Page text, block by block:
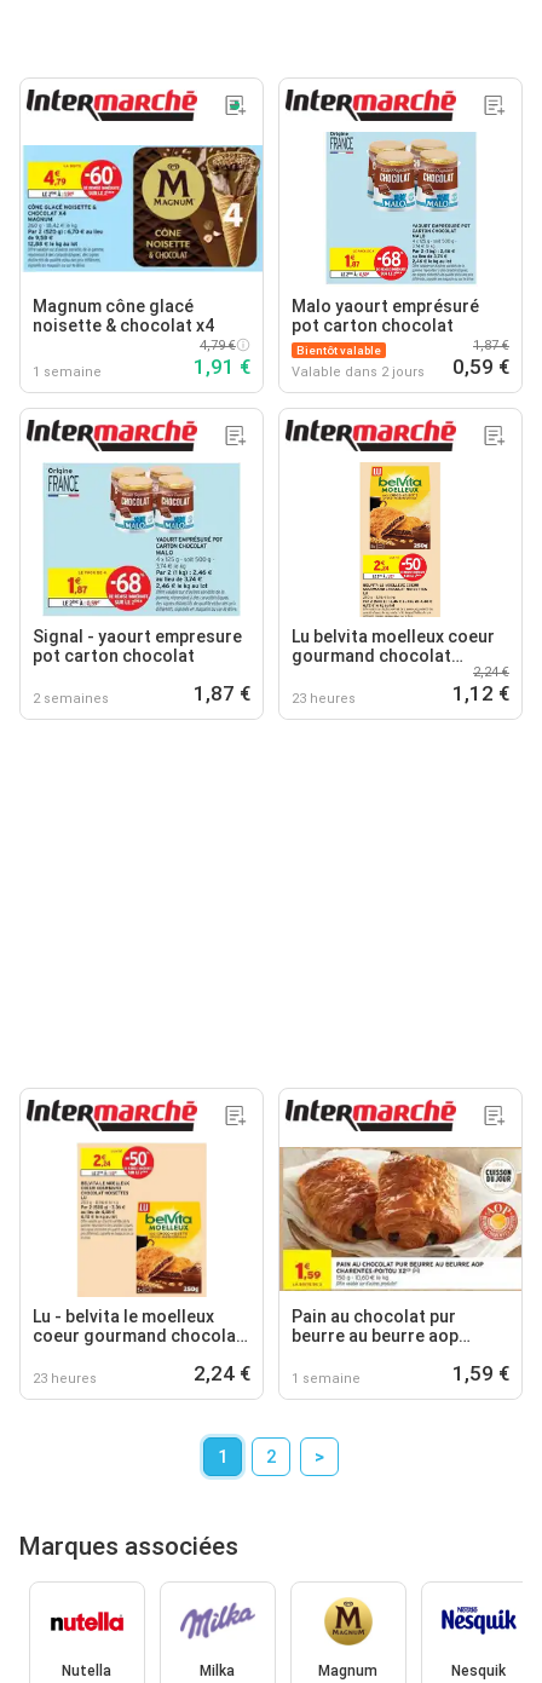
Magnum cône glacé
noisette & chocolat x4
1 semaine
4,79 €
1,91 €
Malo yaourt emprésuré
pot carton chocolat
Bientôt valable
Valable dans 2 jours
1,87 €
0,59 €
Signal - yaourt empresure
pot carton chocolat
2 semaines 1,87 €
Lu belvita moelleux coeur
gourmand chocolat
23 heures
2,24 €
1,12 €
Lu - belvita le moelleux
coeur gourmand chocolat
23 heures 2,24 €
Pain au chocolat pur
beurre au beurre aop
1 semaine 1,59 €
1 2 >
Marques associées
Nutella Milka Magnum Nesquik